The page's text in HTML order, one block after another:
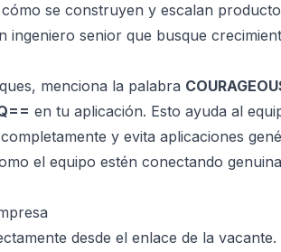
se construyen y escalan
ingeniero senior que busque
menciona la palabra
en tu aplicación. Esto ayuda al
y evita aplicaciones
el equipo estén conectando
desde el enlace de la vacante.